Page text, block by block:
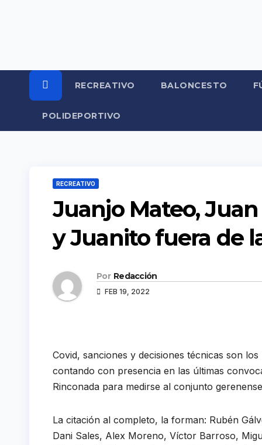
RECREATIVO BALONCESTO
POLIDEPORTIVO
RECREATIVO
Juanjo Mateo,
y Juanito fuera de
Por Redacción
FEB 19, 2022
Covid, sanciones y decisiones técnicas son
contando con presencia en las últimas
Rinconada para medirse al conjunto
La citación al completo, la forman: Rubén
Dani Sales, Alex Moreno, Víctor Barroso,